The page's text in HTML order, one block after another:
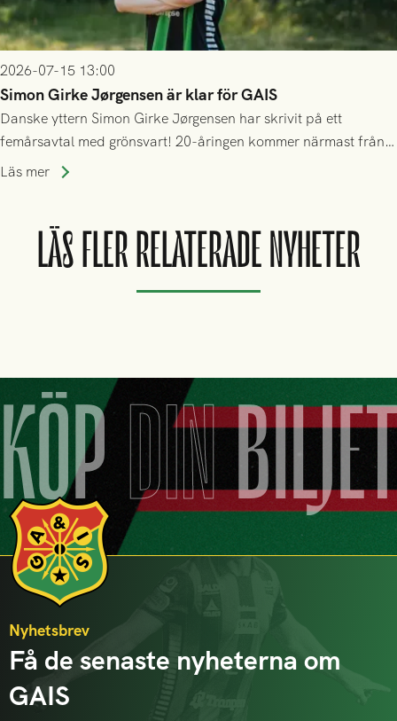
2026-07-15 13:00
Simon Girke Jørgensen är klar för GAIS
Danske yttern Simon Girke Jørgensen har skrivit på ett
femårsavtal med grönsvart! 20-åringen kommer närmast från
spel i färöiska Skála IF.
Läs mer
LÄS FLER RELATERADE NYHETER
KÖPDIN
Nyhetsbrev
Få de senaste nyheterna om
GAIS